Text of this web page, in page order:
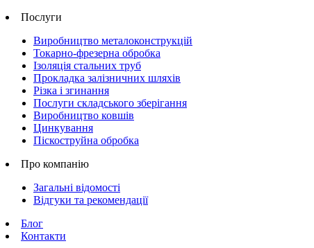
Послуги
Виробництво металоконструкцій
Токарно-фрезерна обробка
Ізоляція стальних труб
Прокладка залізничних шляхів
Різка і згинання
Послуги складського зберігання
Виробництво ковшів
Цинкування
Піскоструйна обробка
Про компанію
Загальні відомості
Відгуки та рекомендації
Блог
Контакти